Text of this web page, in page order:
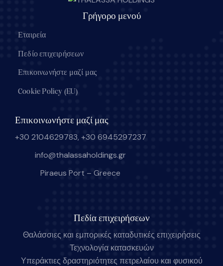
Γρήγορο μενού
Εταιρεία
Πεδίο επιχειρήσεων
Επικοινωνήστε μαζί μας
Cookie Policy (EU)
Επικοινωνήστε μαζί μας
+30 2104629783, +30 6945297237
info@thalassaholdings.gr
Piraeus Port – Greece
Πεδία επιχειρήσεων
Θαλάσσιες και εμπορικές καταδυτικές επιχειρήσεις
Τεχνολογία κατασκευών
Υπεράκτιες δραστηριότητες πετρελαίου και φυσικού